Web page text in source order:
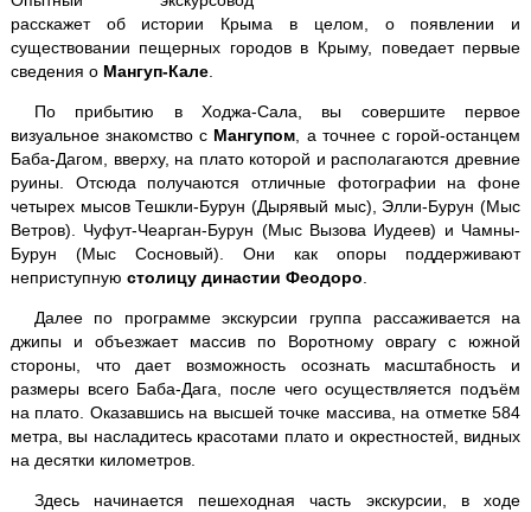
Севастополь+ Херсонес
Севастополь + 35-ая батарея
Судак + Новый Свет
"Тайган" - парк львов
Дегустацияв Массандре
Мыс Фиолент
Ай-Йори
Храм Солнца
расскажет об истории Крыма в целом, о появлении и
существовании пещерных городов в Крыму, поведает первые
сведения о Мангуп-Кале.
По прибытию в Ходжа-Сала, вы совершите первое
визуальное знакомство с Мангупом , а точнее с горой-останцем
Баба-Дагом, вверху, на плато которой и располагаются древние
руины. Отсюда получаются отличные фотографии на фоне
четырех мысов Тешкли-Бурун (Дырявый мыс), Элли-Бурун (Мыс
Ветров). Чуфут-Чеарган-Бурун (Мыс Вызова Иудеев) и Чамны-
Бурун (Мыс Сосновый). Они как опоры поддерживают
неприступную столицу династии Феодоро
Далее по программе экскурсии группа рассаживается на
джипы и объезжает массив по Воротному оврагу с южной
стороны, что дает возможность осознать масштабность и
размеры всего Баба-Дага, после чего осуществляется подъём
на плато. Оказавшись на высшей точке массива, на отметке 584
метра, вы насладитесь красотами плато и окрестностей, видных
на десятки километров.
Здесь начинается пешеходная часть экскурсии, в ходе